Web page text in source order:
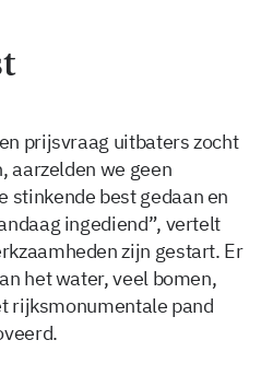
prijsvraag uitbaters zocht
aarzelden we geen
stinkende best gedaan en
ingediend”, vertelt
zijn gestart. Er
het water, veel bomen,
rijksmonumentale pand